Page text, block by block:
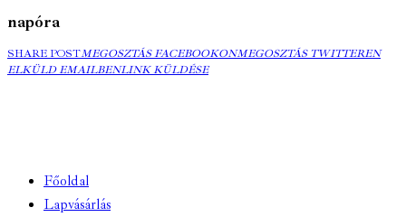
napóra
SHARE POSTMEGOSZTÁS
FACEBOOKON
MEGOSZTÁS FACEBOOKONMEGOSZTÁS
MEGOSZTÁS TWITTEREN
ELKÜLD EMAILBENCOPY
LINK KÜLDÉSE
Főoldal
Lapvásárlás